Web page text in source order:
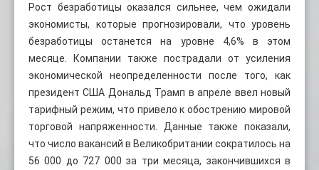
Рост безработицы оказался сильнее, чем ожидали
экономисты, которые прогнозировали, что уровень
безработицы останется на уровне 4,6% в этом
месяце. Компании также пострадали от усиления
экономической неопределенности после того, как
президент США Дональд Трамп в апреле ввел новый
тарифный режим, что привело к обострению мировой
торговой напряженности. Данные также показали,
что число вакансий в Великобритании сократилось на
56 000 до 727 000 за три месяца, закончившихся в